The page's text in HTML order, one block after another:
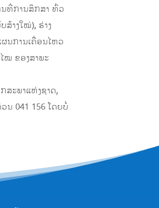
ນທີ່ການສຶກສາ ທົ່ວ
າງໃໝ່), ຮ່າງ
ນການເຄື່ອນໄຫວ
ໝ ຂອງສາພະ
ສະພາແຫ່ງຊາດ,
ນ 041 156 ໂດຍບໍ່